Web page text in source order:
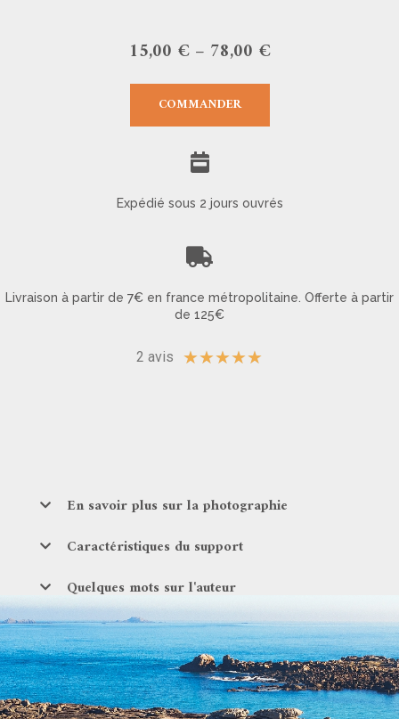
15,00 €– 78,00 €
COMMANDER
Expédié sous 2 jours ouvrés
Livraison à partir de 7€ en france métropolitaine. Offerte à partir
de 125€
2 avis ★★★★★
En savoir plus sur la photographie
Caractéristiques du support
Quelques mots sur l'auteur